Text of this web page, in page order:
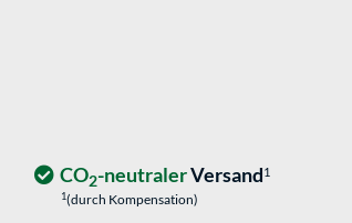
CO2-neutralerVersand1
1(durch Kompensation)